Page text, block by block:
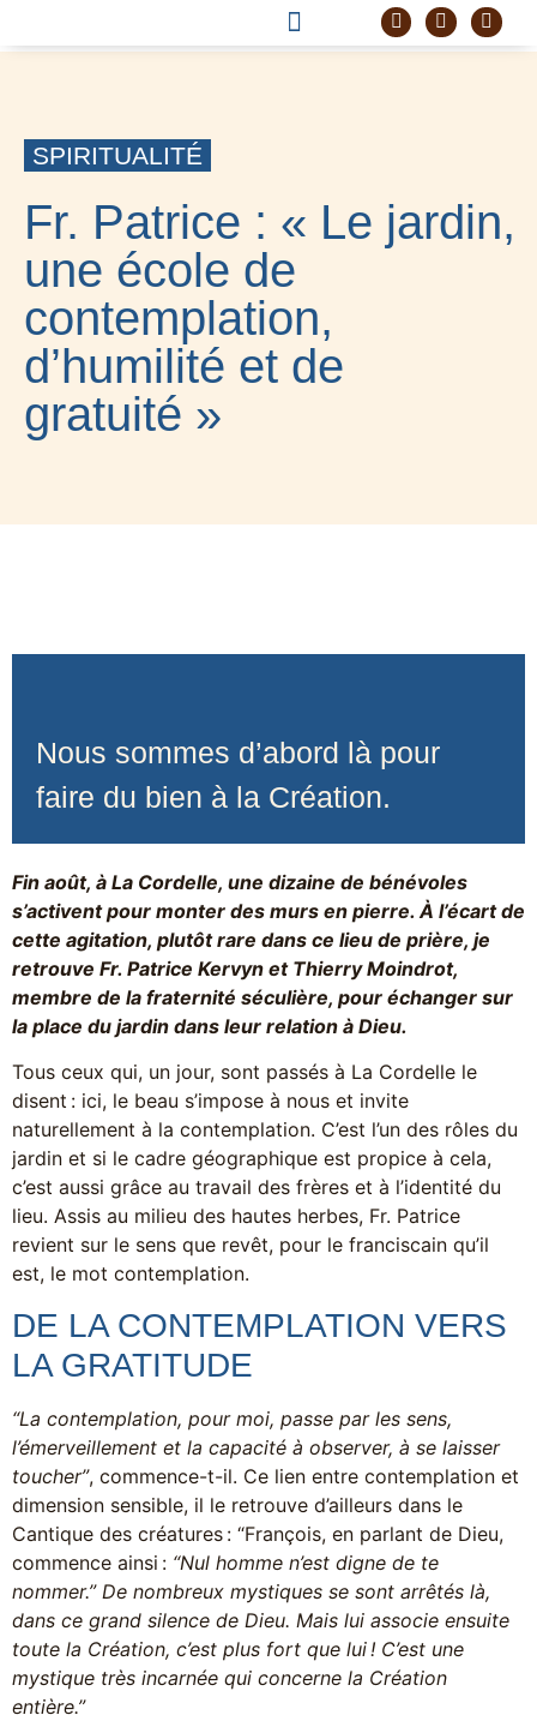
SPIRITUALITÉ
Fr. Patrice : « Le jardin,
une école de
contemplation,
d’humilité et de
gratuité »
Nous sommes d’abord là pour
faire du bien à la Création.
Fin août, à La Cordelle, une dizaine de bénévoles
s’activent pour monter des murs en pierre. À l’écart de
cette agitation, plutôt rare dans ce lieu de prière, je
retrouve Fr. Patrice Kervyn et Thierry Moindrot,
membre de la fraternité séculière, pour échanger sur
la place du jardin dans leur relation à Dieu.
Tous ceux qui, un jour, sont passés à La Cordelle le
disent : ici, le beau s’impose à nous et invite
naturellement à la contemplation. C’est l’un des rôles du
jardin et si le cadre géographique est propice à cela,
c’est aussi grâce au travail des frères et à l’identité du
lieu. Assis au milieu des hautes herbes, Fr. Patrice
revient sur le sens que revêt, pour le franciscain qu’il
est, le mot contemplation.
DE LA CONTEMPLATION VERS
LA GRATITUDE
“La contemplation, pour moi, passe par les sens,
l’émerveillement et la capacité à observer, à se laisser
toucher”, commence-t-il. Ce lien entre contemplation et
dimension sensible, il le retrouve d’ailleurs dans le
Cantique des créatures : “François, en parlant de Dieu,
commence ainsi : “Nul homme n’est digne de te
nommer.” De nombreux mystiques se sont arrêtés là,
dans ce grand silence de Dieu. Mais lui associe ensuite
toute la Création, c’est plus fort que lui ! C’est une
mystique très incarnée qui concerne la Création
entière.”